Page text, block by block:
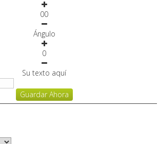
00
Ángulo
0
Su texto aquí
Guardar Ahora